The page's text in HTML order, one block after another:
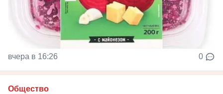
вчера в 16:26 0
Общество